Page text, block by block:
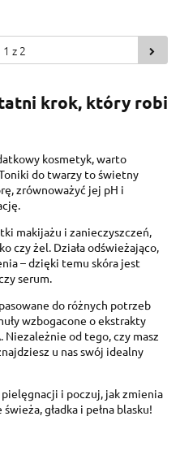
krok, który robi
kosmetyk, warto
do twarzy to świetny
zrównoważyć jej pH i
makijażu i zanieczyszczeń,
czy żel. Działa odświeżająco,
– dzięki temu skóra jest
serum.
do różnych potrzeb
wzbogacone o ekstrakty
Niezależnie od tego, czy masz
u nas swój idealny
i poczuj, jak zmienia
gładka i pełna blasku!